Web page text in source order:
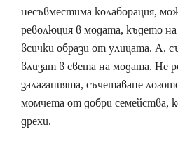
несъвместима колаборация,
революция в модата, където
всички образи от улицата. А,
влизат в света на модата. Не
залаганията, съчетаване
момчeта от добри семейства,
дрехи.